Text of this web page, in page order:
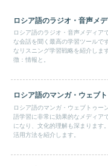
ロシア語のラジオ・音声メ
ロシア語のラジオ・音声メディア
な会話を聞く最高の学習ツールで
なリスニング学習戦略を紹介し
徴：情報と。
ロシア語のマンガ・ウェブ
ロシア語のマンガ・ウェブトゥー
語学習に非常に効果的なメディア
になり、文化的理解も深まります
活用方法を紹介します。